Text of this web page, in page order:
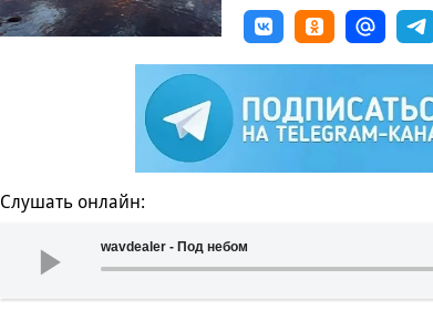
Слушать онлайн:
wavdealer - Под небом